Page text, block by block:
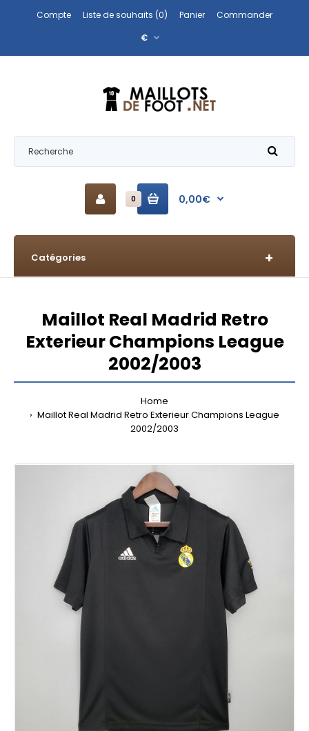
Compte Liste de souhaits (0) Panier
Commander
€
0 0,00€
Catégories
Maillot Real Madrid Retro
Exterieur Champions League
2002/2003
Home
Maillot Real Madrid Retro Exterieur Champions League
2002/2003